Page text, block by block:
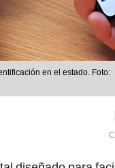
en el estado. Foto: